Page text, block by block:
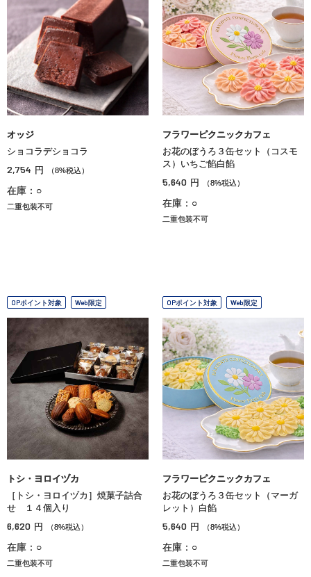
オッジ
ショコラデショコラ
2,754 円 （8%税込）
在庫：○
二重包装不可
フラワーピクニックカフェ
お花のぼうろ３缶セット（コスモ
ス）いちご餡白餡
5,640 円 （8%税込）
在庫：○
二重包装不可
OPポイント対象 Web限定
トシ・ヨロイヅカ
［トシ・ヨロイヅカ］焼菓子詰合
せ １４個入り
6,620 円 （8%税込）
在庫：○
二重包装不可
OPポイント対象 Web限定
フラワーピクニックカフェ
お花のぼうろ３缶セット（マーガ
レット）白餡
5,640 円 （8%税込）
在庫：○
二重包装不可